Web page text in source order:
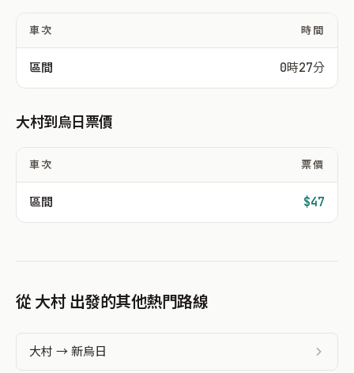
車次 時間
區間 0時27分
大村到烏日票價
車次 票價
區間 $47
從 大村 出發的其他熱門路線
大村 → 新烏日